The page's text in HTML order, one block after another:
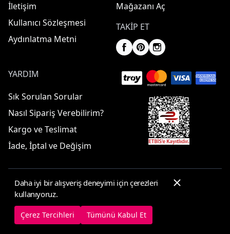
İletişim
Kullanıcı Sözleşmesi
Aydınlatma Metni
Mağazanı Aç
TAKIP ET
YARDIM
Sık Sorulan Sorular
Nasıl Sipariş Verebilirim?
Kargo ve Teslimat
İade, İptal ve Değişim
© 2025 ElbiseBul -
Çerez Tercihleri Çerez Politikası
Daha iyi bir alışveriş deneyimi için çerezleri
kullanıyoruz.
Çerez Tercihleri Tümünü Kabul Et